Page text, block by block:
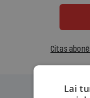
Citas
Lai